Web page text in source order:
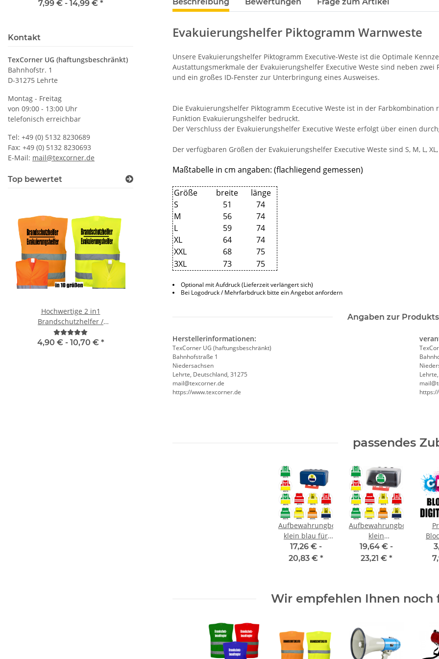
Beschreibung Bewertungen Frage zum Artikel
Evakuierungshelfer Piktogramm Warnweste
Unsere Evakuierungshelfer Piktogramm Executive-Weste ist die Optimale
Austattungsmerkmale der Evakuierungshelfer Executive Weste sind neben
und ein großes ID-Fenster zur Unterbringung eines Ausweises.
Die Evakuierungshelfer Piktogramm Ececutive Weste ist in der
Funktion Evakuierungshelfer bedruckt.
Der Verschluss der Evakuierungshelfer Executive Weste erfolgt über einen
Der verfügbaren Größen der Evakuierungshelfer Executive Weste sind S, M, L, XL,
Maßtabelle in cm angaben: (flachliegend gemessen)
Größe breite
länge
S
51
74
M
56
74
L
59
74
XL
64
74
XXL
68
75
3XL
73 75
Optional mit Aufdruck (Lieferzeit verlängert sich)
Bei Logodruck / Mehrfarbdruck bitte ein Angebot anfordern
Angaben zur
Herstellerinformationen:
TexCorner UG (haftungsbeschränkt)
Bahnhofstraße 1
Niedersachsen
Lehrte, Deutschland, 31275
mail@texcorner.de
https://www.texcorner.de
passendes
Aufbewahrungbox
klein blau für
Einsatzwesten
17,26 € -
20,83 € *
Aufbewahrungbox
klein
Transparent für
Einsatzwesten
19,64 € -
23,21 € *
Wir empfehlen Ihnen noch
Wunschnamen
7,99 € - 14,99 € *
Rundhals mit EINER
Druckposition CMYK
79,90 €*
vielen Taschen S-3XL
11,17 €*
Kontakt
TexCorner UG (haftungsbeschränkt)
Bahnhofstr. 1
D-31275 Lehrte
Montag - Freitag
von 09:00 - 13:00 Uhr
telefonisch erreichbar
Tel: +49 (0) 5132 8230689
Fax: +49 (0) 5132 8230693
E-Mail: mail@texcorner.de
Top bewertet
Hochwertige 2 in1
Brandschutzhelfer /
Evakuierungshelfer Warnweste
in 10 größen
4,90 € - 10,70 € *
"BRAND22 Linie"
11,18 € -24,90 €*
fest zu Kleben Warnweste JGA,
in
4,90